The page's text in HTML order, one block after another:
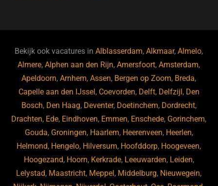
b
o
o
k
ky dI
n
Bekijk ook vacatures inAlblasserdam,Alkmaar,Almelo,
Almere,Alphen aan den Rijn,Amersfoort,Amsterdam,
Apeldoorn,Arnhem,Assen, Bergen op Zoom, Breda,
Capelle aan den IJssel , Coevorden, Delft, Delfzijl , Den
Bosch, Den Haag, Deventer, Doetinchem, Dordrecht,
Drachten, Ede, Eindhoven, Emmen, Enschede, Gorinchem,
Gouda, Groningen, Haarlem, Heerenveen, Heerlen,
Helmond, Hengelo, Hilversum, Hoofddorp, Hoogeveen,
Hoogezand, Hoorn, Kerkrade, Leeuwarden, Leiden,
Lelystad, Maastricht, Meppel , Middelburg, Nieuwegein,